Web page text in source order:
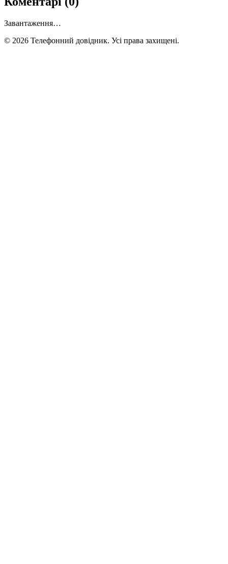
Завантаження…
© 2026 Телефонний довідник. Усі права захищені.